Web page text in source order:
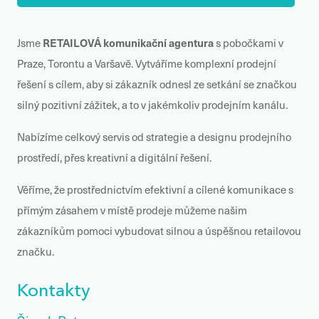
Jsme RETAILOVÁ komunikační agenturas pobočkami v
Praze, Torontu a Varšavě. Vytváříme komplexní prodejní
řešení s cílem, aby si zákazník odnesl ze setkání se značkou
silný pozitivní zážitek, a to v jakémkoliv prodejním kanálu.
Nabízíme celkový servis od strategie a designu prodejního
prostředí, přes kreativní a digitální řešení.
Věříme, že prostřednictvím efektivní a cílené komunikace s
přímým zásahem v místě prodeje můžeme našim
zákazníkům pomoci vybudovat silnou a úspěšnou retailovou
značku.
Kontakty